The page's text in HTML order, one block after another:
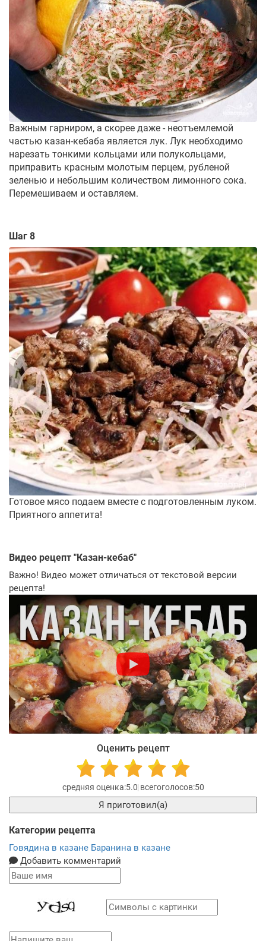
Важным гарниром, а скорее даже - неотъемлемой
частью казан-кебаба является лук. Лук необходимо
нарезать тонкими кольцами или полукольцами,
приправить красным молотым перцем, рубленой
зеленью и небольшим количеством лимонного сока.
Перемешиваем и оставляем.
Шаг 8
Готовое мясо подаем вместе с подготовленным луком.
Приятного аппетита!
Видео рецепт "Казан-кебаб"
Важно! Видео может отличаться от текстовой версии
рецепта!
Оценить рецепт
5.0 50
Я приготовил(а)
Категории рецепта
Говядина в казане Баранина в казане
Добавить комментарий